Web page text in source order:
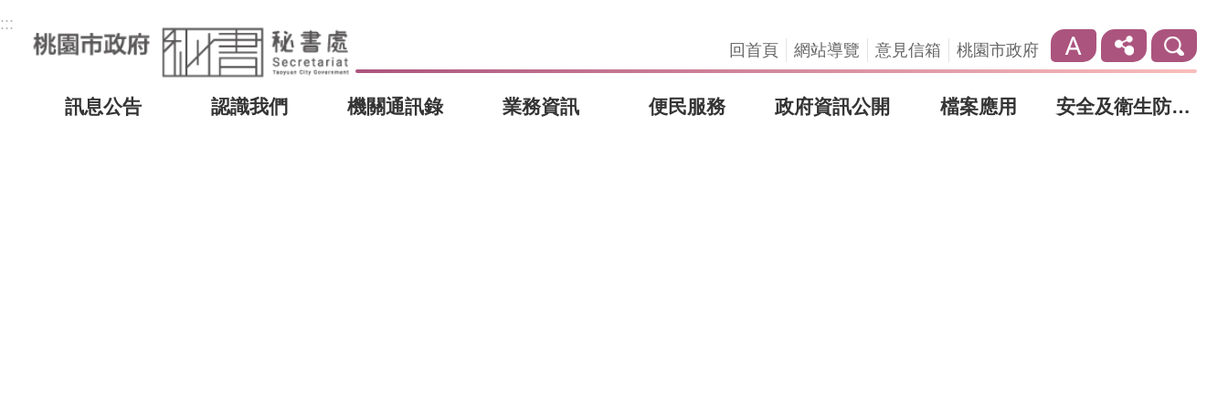
:::
回首頁
網站導覽 意見信箱 桃園市政府
訊息公告 認識我們 機關通訊錄 業務資訊 便民服務 政府資訊公開 檔案應用 安全及衛生防護專區